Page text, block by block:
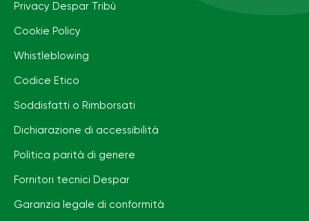
Privacy Despar Tribù
Cookie Policy
Whistleblowing
Codice Etico
Soddisfatti o Rimborsati
Dichiarazione di accessibilità
Politica parità di genere
Fornitori tecnici Despar
Garanzia legale di conformità